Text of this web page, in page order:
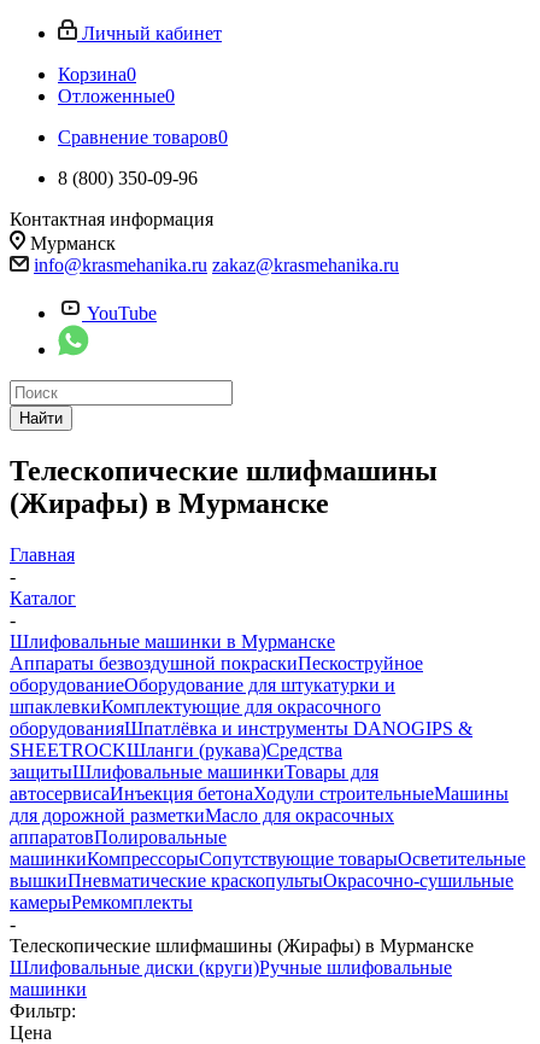
Личный кабинет
Корзина0
Отложенные0
Сравнение товаров0
8 (800) 350-09-96
Контактная информация
Мурманск
info@krasmehanika.ru zakaz@krasmehanika.ru
YouTube
Найти
Телескопические шлифмашины
(Жирафы) в Мурманске
Главная
-
Каталог
-
Шлифовальные машинки в Мурманске
Аппараты безвоздушной покраскиПескоструйное
оборудованиеОборудование для штукатурки и
шпаклевкиКомплектующие для окрасочного
оборудованияШпатлёвка и инструменты DANOGIPS &
SHEETROCKШланги (рукава)Средства
защитыШлифовальные машинкиТовары для
автосервисаИнъекция бетонаХодули строительныеМашины
для дорожной разметкиМасло для окрасочных
аппаратовПолировальные
машинкиКомпрессорыСопутствующие товарыОсветительные
вышкиПневматические краскопультыОкрасочно-сушильные
камерыРемкомплекты
-
Телескопические шлифмашины (Жирафы) в Мурманске
Шлифовальные диски (круги)Ручные шлифовальные
машинки
Фильтр:
Цена